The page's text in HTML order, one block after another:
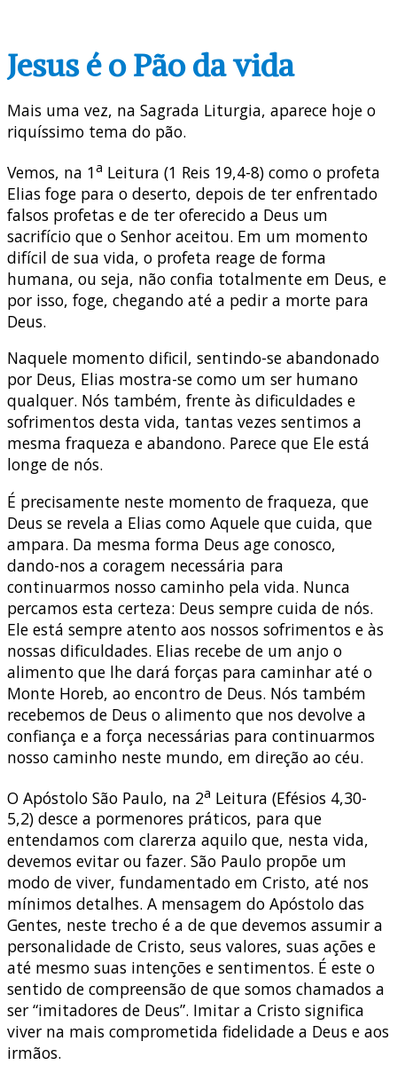
Jesus é o Pão da vida
Mais uma vez, na Sagrada Liturgia, aparece hoje o
riquíssimo tema do pão.
Vemos, na 1a Leitura (1 Reis 19,4-8) como o profeta
Elias foge para o deserto, depois de ter enfrentado
falsos profetas e de ter oferecido a Deus um
sacrifício que o Senhor aceitou. Em um momento
difícil de sua vida, o profeta reage de forma
humana, ou seja, não confia totalmente em Deus, e
por isso, foge, chegando até a pedir a morte para
Deus.
Naquele momento dificil, sentindo-se abandonado
por Deus, Elias mostra-se como um ser humano
qualquer. Nós também, frente às dificuldades e
sofrimentos desta vida, tantas vezes sentimos a
mesma fraqueza e abandono. Parece que Ele está
longe de nós.
É precisamente neste momento de fraqueza, que
Deus se revela a Elias como Aquele que cuida, que
ampara. Da mesma forma Deus age conosco,
dando-nos a coragem necessária para
continuarmos nosso caminho pela vida. Nunca
percamos esta certeza: Deus sempre cuida de nós.
Ele está sempre atento aos nossos sofrimentos e às
nossas dificuldades. Elias recebe de um anjo o
alimento que lhe dará forças para caminhar até o
Monte Horeb, ao encontro de Deus. Nós também
recebemos de Deus o alimento que nos devolve a
confiança e a força necessárias para continuarmos
nosso caminho neste mundo, em direção ao céu.
O Apóstolo São Paulo, na 2a Leitura (Efésios 4,30-
5,2) desce a pormenores práticos, para que
entendamos com clarerza aquilo que, nesta vida,
devemos evitar ou fazer. São Paulo propõe um
modo de viver, fundamentado em Cristo, até nos
mínimos detalhes. A mensagem do Apóstolo das
Gentes, neste trecho é a de que devemos assumir a
personalidade de Cristo, seus valores, suas ações e
até mesmo suas intenções e sentimentos. É este o
sentido de compreensão de que somos chamados a
ser “imitadores de Deus”. Imitar a Cristo significa
viver na mais comprometida fidelidade a Deus e aos
irmãos.